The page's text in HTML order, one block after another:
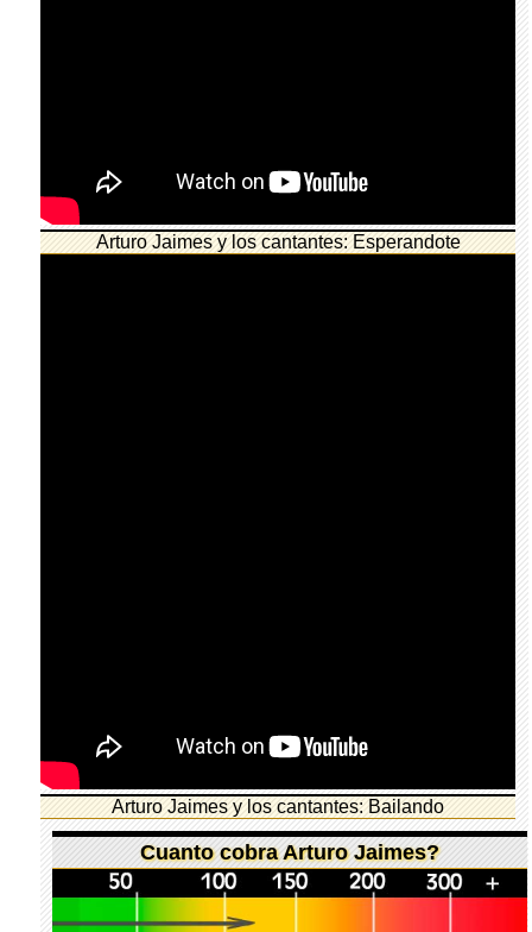
Arturo Jaimes y los cantantes: Esperandote
Arturo Jaimes y los cantantes: Bailando
Cuanto cobra Arturo Jaimes?